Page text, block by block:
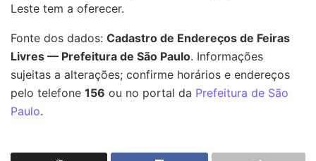
Leste tem a oferecer.
Fonte dos dados: Cadastro de Endereços de Feiras
Livres — Prefeitura de São Paulo. Informações
sujeitas a alterações; confirme horários e endereços
pelo telefone 156 ou no portal da Prefeitura de São
Paulo.